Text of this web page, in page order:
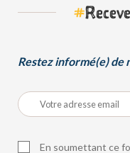
#
Restez informé(e) de
En soumettant ce